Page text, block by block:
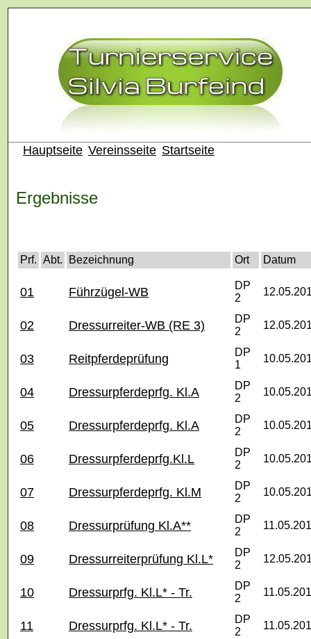
Hauptseite Vereinsseite Startseite
Ergebnisse
Prf. Abt. Bezeichnung Ort Datum
01 Führzügel-WB
DP
2
02 Dressurreiter-WB (RE 3)
DP
2
03 Reitpferdeprüfung
DP
1
04 Dressurpferdeprfg. Kl.A
DP
2
05 Dressurpferdeprfg. Kl.A
DP
2
06 Dressurpferdeprfg.Kl.L
DP
2
07 Dressurpferdeprfg. Kl.M
DP
2
08 Dressurprüfung Kl.A**
DP
2
09 Dressurreiterprüfung Kl.L*
DP
2
10 Dressurprfg. Kl.L* - Tr.
DP
2
11 Dressurprfg. Kl.L* - Tr.
DP
2